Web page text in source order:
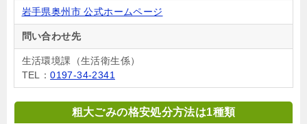
岩手県奥州市 公式ホームページ
問い合わせ先
生活環境課（生活衛生係）
TEL：0197-34-2341
粗大ごみの格安処分方法は1種類